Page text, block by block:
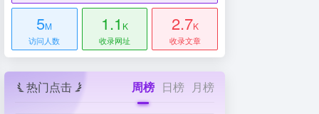
5M
访问人数
1.1 K
收录网址
2.7K
收录文章
热门点击 周榜 日榜 月榜